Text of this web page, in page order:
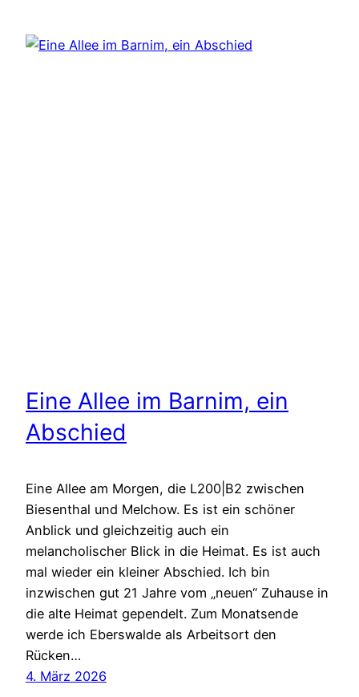
Eine Allee im Barnim, ein
Abschied
Eine Allee am Morgen, die L200|B2 zwischen
Biesenthal und Melchow. Es ist ein schöner
Anblick und gleichzeitig auch ein
melancholischer Blick in die Heimat. Es ist auch
mal wieder ein kleiner Abschied. Ich bin
inzwischen gut 21 Jahre vom „neuen“ Zuhause in
die alte Heimat gependelt. Zum Monatsende
werde ich Eberswalde als Arbeitsort den
Rücken…
4. März 2026